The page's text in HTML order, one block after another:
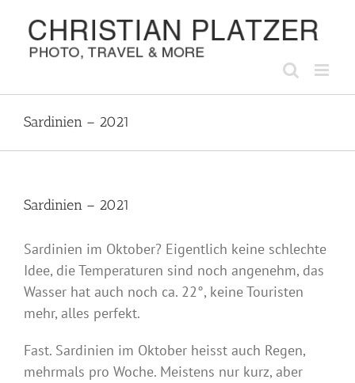
Inhalt
springen
Sardinien – 2021
Sardinien – 2021
Sardinien im Oktober? Eigentlich keine schlechte
Idee, die Temperaturen sind noch angenehm, das
Wasser hat auch noch ca. 22°, keine Touristen
mehr, alles perfekt.
Fast. Sardinien im Oktober heisst auch Regen,
mehrmals pro Woche. Meistens nur kurz, aber